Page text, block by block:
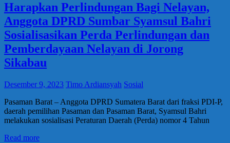
Harapkan Perlindungan Bagi Nelayan,
Anggota DPRD Sumbar Syamsul Bahri
Sosialisasikan Perda Perlindungan dan
Pemberdayaan Nelayan di Jorong
Sikabau
Desember 9, 2023 Timo Ardiansyah Sosial
Pasaman Barat – Anggota DPRD Sumatera Barat dari fraksi PDI-P,
daerah pemilihan Pasaman dan Pasaman Barat, Syamsul Bahri
melakukan sosialisasi Peraturan Daerah (Perda) nomor 4 Tahun
Read more